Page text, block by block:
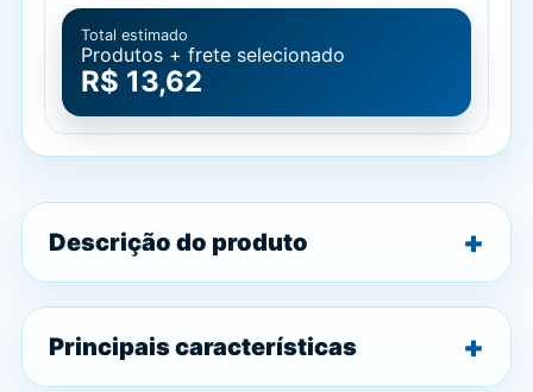
Total estimado
Produtos + frete selecionado
R$ 13,62
Descrição do produto
Principais características